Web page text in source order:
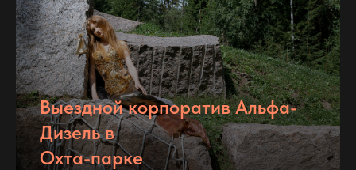
Выездной корпоратив Альфа-
Дизель в
Охта-парке